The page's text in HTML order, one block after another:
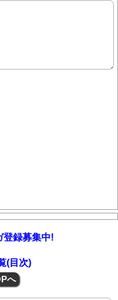
登録募集中!
(目次)
へ